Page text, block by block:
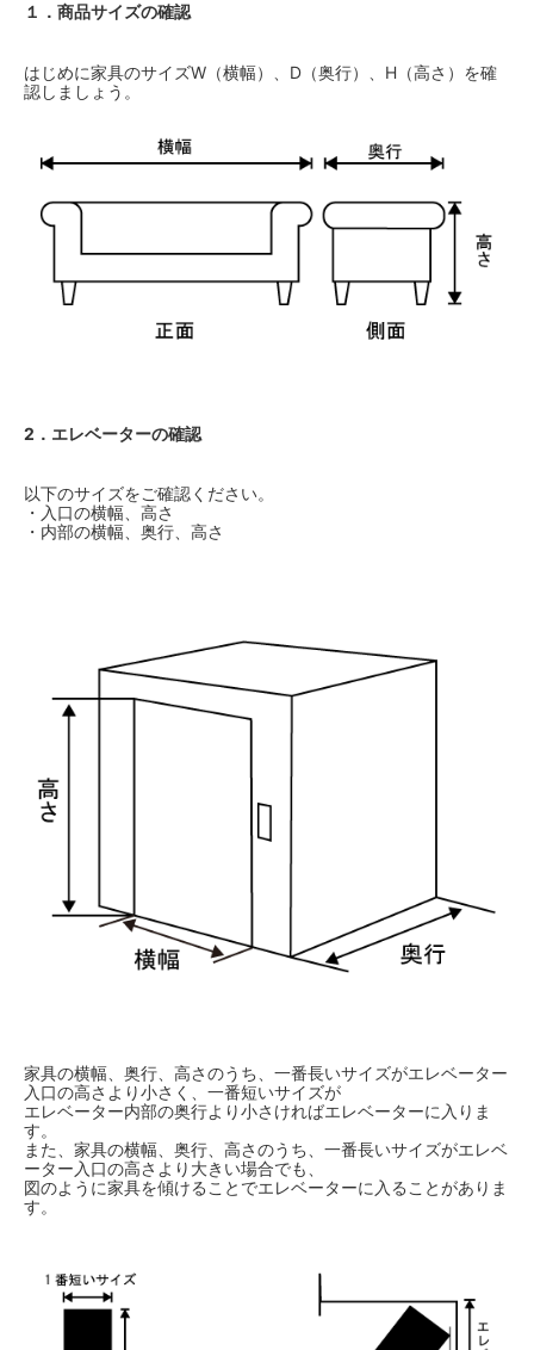
１．商品サイズの確認
はじめに家具のサイズW（横幅）、D（奥行）、H（高さ）を確
認しましょう。
2．エレベーターの確認
以下のサイズをご確認ください。
・入口の横幅、高さ
・内部の横幅、奥行、高さ
家具の横幅、奥行、高さのうち、一番長いサイズがエレベーター
入口の高さより小さく、一番短いサイズが
エレベーター内部の奥行より小さければエレベーターに入りま
す。
また、家具の横幅、奥行、高さのうち、一番長いサイズがエレベ
ーター入口の高さより大きい場合でも、
図のように家具を傾けることでエレベーターに入ることがありま
す。